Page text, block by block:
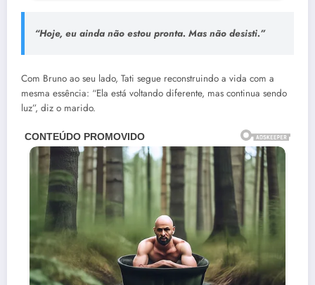
“Hoje, eu ainda não estou pronta. Mas não desisti.”
Com Bruno ao seu lado, Tati segue reconstruindo a vida com a
mesma essência: “Ela está voltando diferente, mas continua sendo
luz”, diz o marido.